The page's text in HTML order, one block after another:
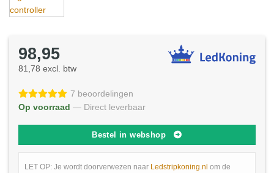
98,95
81,78 excl. btw
7 beoordelingen
Op voorraad — Direct leverbaar
Bestel in webshop
LET OP: Je wordt doorverwezen naar Ledstripkoning.nl om de